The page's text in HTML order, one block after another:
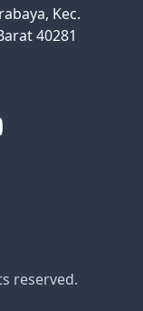
Kec.
40281
reserved.